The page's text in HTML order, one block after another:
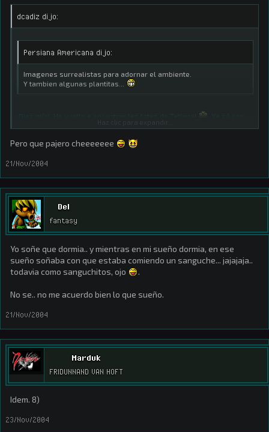
dcadiz dijo:
Persiana Americana dijo:
Imagenes surrealistas para adornar el ambiente.
Y tambien algunas plantitas...
Pero que pajero cheeeeeee
21/Nov/2004
Del
fantasy
Yo soñe que dormia.. y mientras en mi sueño dormia, en ese
sueño soñaba con que estaba comiendo un sanguche... jajajaja..
todavia como sanguchitos, ojo
.
No se.. no me acuerdo bien lo que sueño.
21/Nov/2004
Marduk
FRIDUNNAND VAN HOFT
Idem. 8)
23/Nov/2004